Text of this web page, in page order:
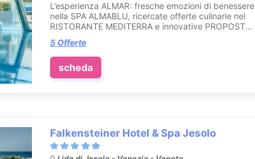
L’esperienza ALMAR: fresche emozioni di benessere
nella SPA ALMABLU, ricercate offerte culinarie nel
RISTORANTE MEDITERRA e innovative PROPOST...
5 Offerte
scheda
Falkensteiner Hotel & Spa Jesolo